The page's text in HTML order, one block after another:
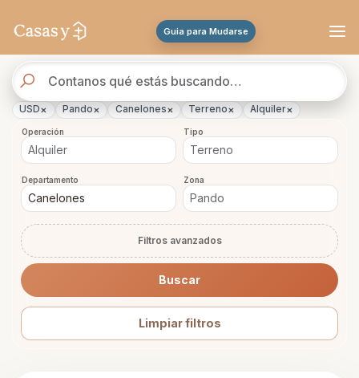
Guia para Mudarse
de
propiedades
USD× Pando× Canelones× Terreno× Alquiler×
Operación Tipo
Departamento Zona
Filtros avanzados
Buscar
Limpiar filtros